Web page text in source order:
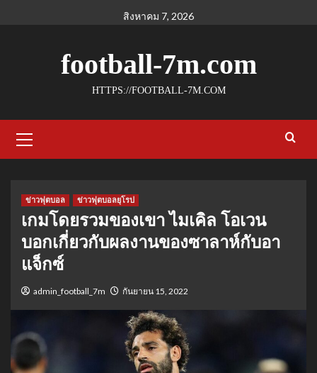
สิงหาคม 7, 2026
football-7m.com
HTTPS://FOOTBALL-7M.COM
Menu
ข่าวฟุตบอล ข่าวฟุตบอลยุโรป
เกมโดยรวมของเขา ไมเคิล โอเวน
บอกเกี่ยวกับผลงานของซาลาห์กับอา
แจ็กซ์
admin_football_7m กันยายน 15, 2022